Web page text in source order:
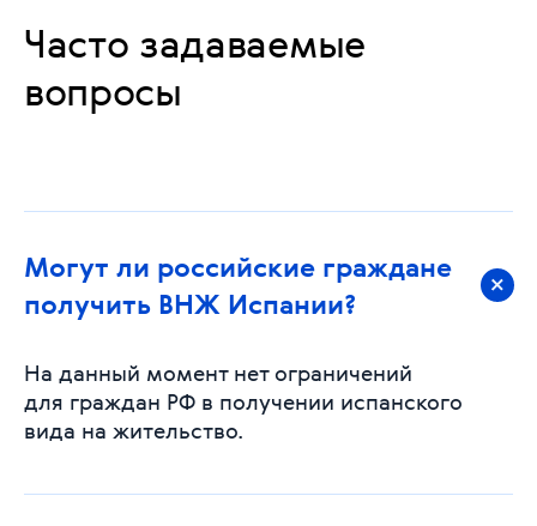
Часто задаваемые
вопросы
Могут ли российские граждане
получить ВНЖ Испании?
На данный момент нет ограничений
для граждан РФ в получении испанского
вида на жительство.